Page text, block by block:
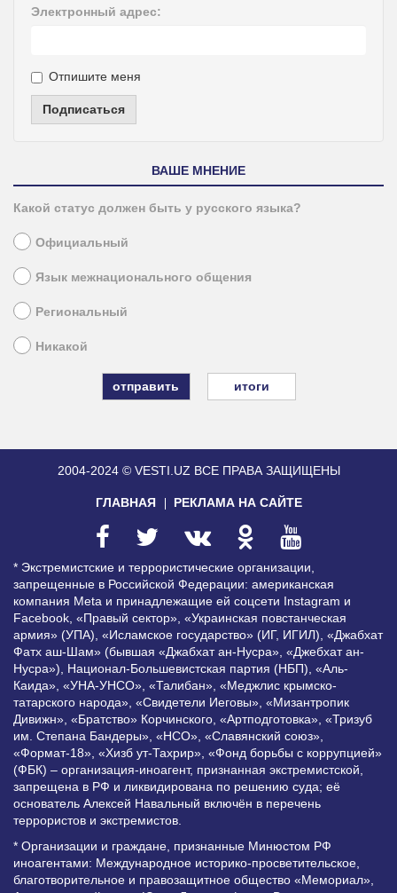
Электронный адрес:
Отпишите меня
Подписаться
ВАШЕ МНЕНИЕ
Какой статус должен быть у русского языка?
Официальный
Язык межнационального общения
Региональный
Никакой
итоги
2004-2024 © VESTI.UZ ВСЕ ПРАВА ЗАЩИЩЕНЫ
ГЛАВНАЯ РЕКЛАМА НА САЙТЕ
* Экстремистские и террористические организации,
запрещенные в Российской Федерации: американская
компания Meta и принадлежащие ей соцсети Instagram и
Facebook, «Правый сектор», «Украинская повстанческая
армия» (УПА), «Исламское государство» (ИГ, ИГИЛ), «Джабхат
Фатх аш-Шам» (бывшая «Джабхат ан-Нусра», «Джебхат ан-
Нусра»), Национал-Большевистская партия (НБП), «Аль-
Каида», «УНА-УНСО», «Талибан», «Меджлис крымско-
татарского народа», «Свидетели Иеговы», «Мизантропик
Дивижн», «Братство» Корчинского, «Артподготовка», «Тризуб
им. Степана Бандеры», «НСО», «Славянский союз»,
«Формат-18», «Хизб ут-Тахрир», «Фонд борьбы с коррупцией»
(ФБК) – организация-иноагент, признанная экстремистской,
запрещена в РФ и ликвидирована по решению суда; её
основатель Алексей Навальный включён в перечень
террористов и экстремистов.
* Организации и граждане, признанные Минюстом РФ
иноагентами: Международное историко-просветительское,
благотворительное и правозащитное общество «Мемориал»,